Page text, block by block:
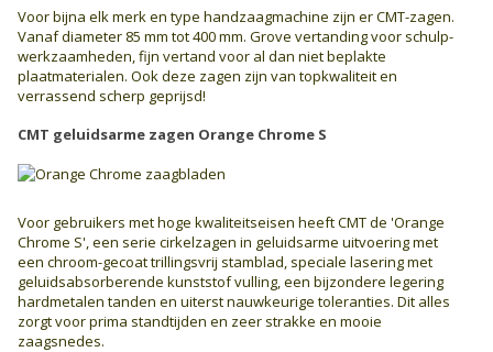
Voor bijna elk merk en type handzaagmachine zijn er CMT-zagen.
Vanaf diameter 85 mm tot 400 mm. Grove vertanding voor schulp­
werkzaamheden, fijn vertand voor al dan niet beplakte
plaatmaterialen. Ook deze zagen zijn van topkwaliteit en
verrassend scherp geprijsd!
CMT geluidsarme zagen Orange Chrome S
Voor gebruikers met hoge kwaliteitseisen heeft CMT de 'Orange
Chrome S', een serie cirkelzagen in geluidsarme uitvoering met
een chroom-gecoat trillingsvrij stamblad, speciale lasering met
geluids­absorberende kunststof vulling, een bijzondere legering
hardmetalen tanden en uiterst nauwkeurige toleranties. Dit alles
zorgt voor prima standtijden en zeer strakke en mooie
zaagsnedes.